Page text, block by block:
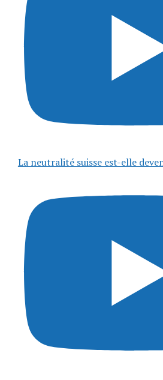
La neutralité suisse est-elle